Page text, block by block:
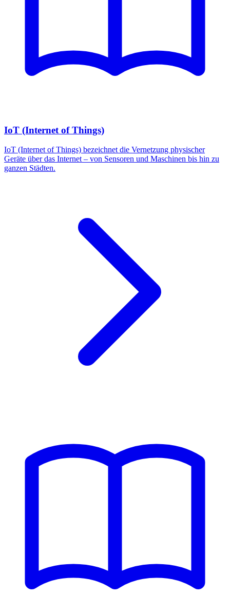
IoT (Internet of Things)
IoT (Internet of Things) bezeichnet die Vernetzung physischer
Geräte über das Internet – von Sensoren und Maschinen bis hin zu
ganzen Städten.